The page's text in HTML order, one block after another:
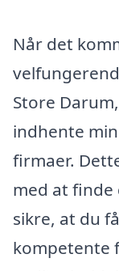
Når det
Store
indhente
firmaer.
med at finde
sikre, at du
kompetente